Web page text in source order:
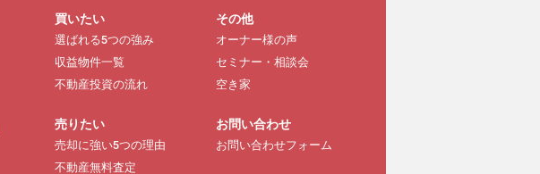
買いたい
選ばれる5つの強み
収益物件一覧
不動産投資の流れ
売りたい
売却に強い5つの理由
不動産無料査定
その他
オーナー様の声
セミナー・相談会
空き家
お問い合わせ
お問い合わせフォーム